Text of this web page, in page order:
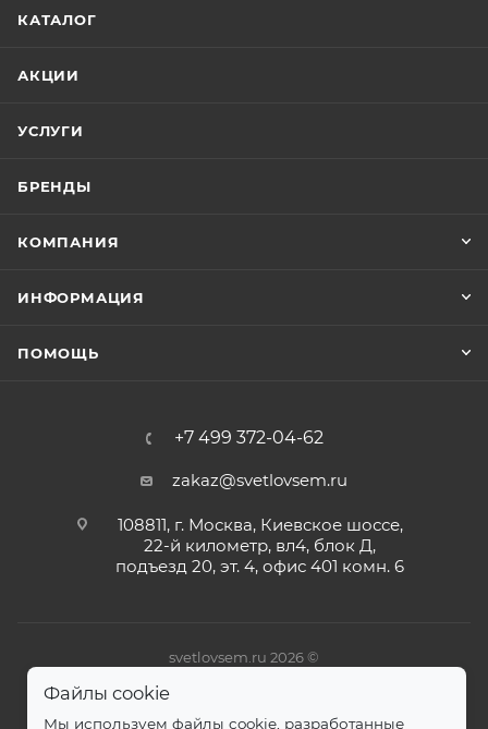
КАТАЛОГ
АКЦИИ
УСЛУГИ
БРЕНДЫ
КОМПАНИЯ
ИНФОРМАЦИЯ
ПОМОЩЬ
+7 499 372-04-62
zakaz@svetlovsem.ru
108811, г. Москва, Киевское шоссе,
22-й километр, вл4, блок Д,
подъезд 20, эт. 4, офис 401 комн. 6
svetlovsem.ru 2026 ©
Файлы cookie
Мы используем файлы cookie, разработанные